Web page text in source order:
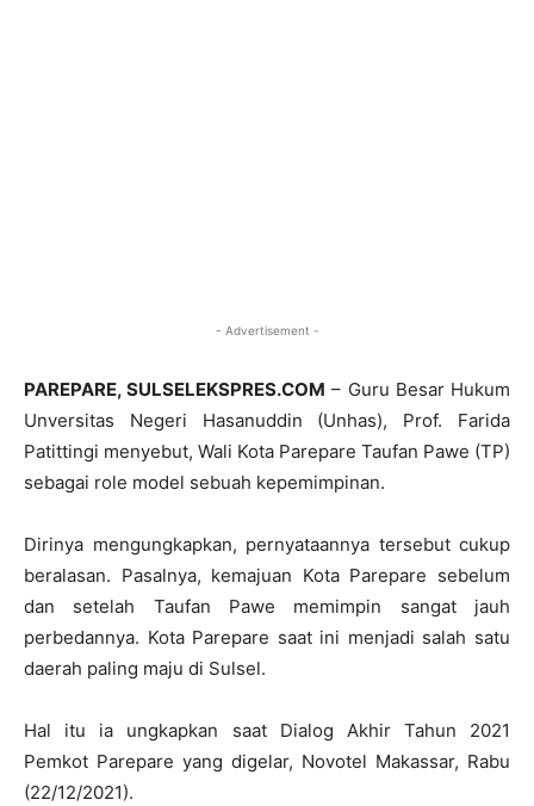
- Advertisement -
PAREPARE, SULSELEKSPRES.COM – Guru Besar Hukum
Unversitas Negeri Hasanuddin (Unhas), Prof. Farida
Patittingi menyebut, Wali Kota Parepare Taufan Pawe (TP)
sebagai role model sebuah kepemimpinan.
Dirinya mengungkapkan, pernyataannya tersebut cukup
beralasan. Pasalnya, kemajuan Kota Parepare sebelum
dan setelah Taufan Pawe memimpin sangat jauh
perbedannya. Kota Parepare saat ini menjadi salah satu
daerah paling maju di Sulsel.
Hal itu ia ungkapkan saat Dialog Akhir Tahun 2021
Pemkot Parepare yang digelar, Novotel Makassar, Rabu
(22/12/2021).